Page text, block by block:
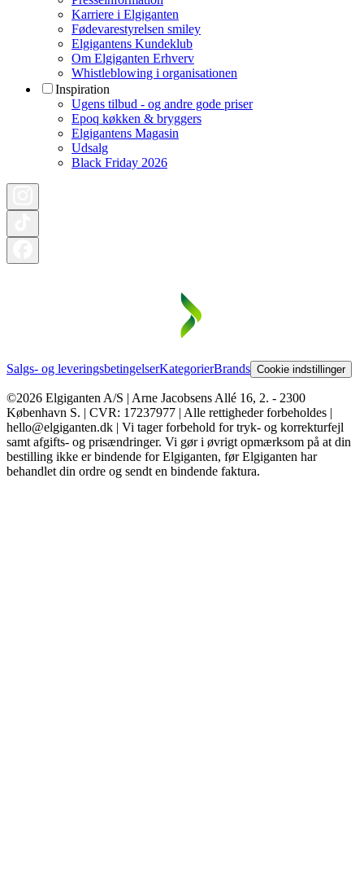
Karriere i Elgiganten
Fødevarestyrelsen smiley
Elgigantens Kundeklub
Om Elgiganten Erhverv
Whistleblowing i organisationen
Inspiration
Ugens tilbud - og andre gode priser
Epoq køkken & bryggers
Elgigantens Magasin
Udsalg
Black Friday 2026
Salgs- og leveringsbetingelserKategorierBrands Cookie indstillinger
©2026 Elgiganten A/S | Arne Jacobsens Allé 16, 2. - 2300
København S. | CVR: 17237977 | Alle rettigheder forbeholdes |
hello@elgiganten.dk | Vi tager forbehold for tryk- og korrekturfejl
samt afgifts- og prisændringer. Vi gør i øvrigt opmærksom på at din
bestilling ikke er bindende for Elgiganten, før Elgiganten har
behandlet din ordre og sendt en bindende faktura.